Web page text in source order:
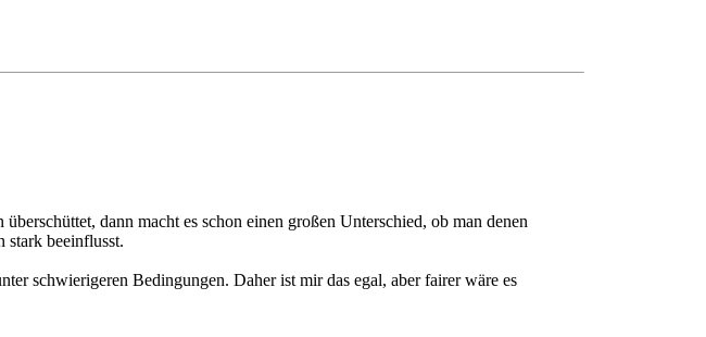
dann macht es schon einen großen Unterschied, ob man denen
beeinflusst.
schwierigeren Bedingungen. Daher ist mir das egal, aber fairer wäre es